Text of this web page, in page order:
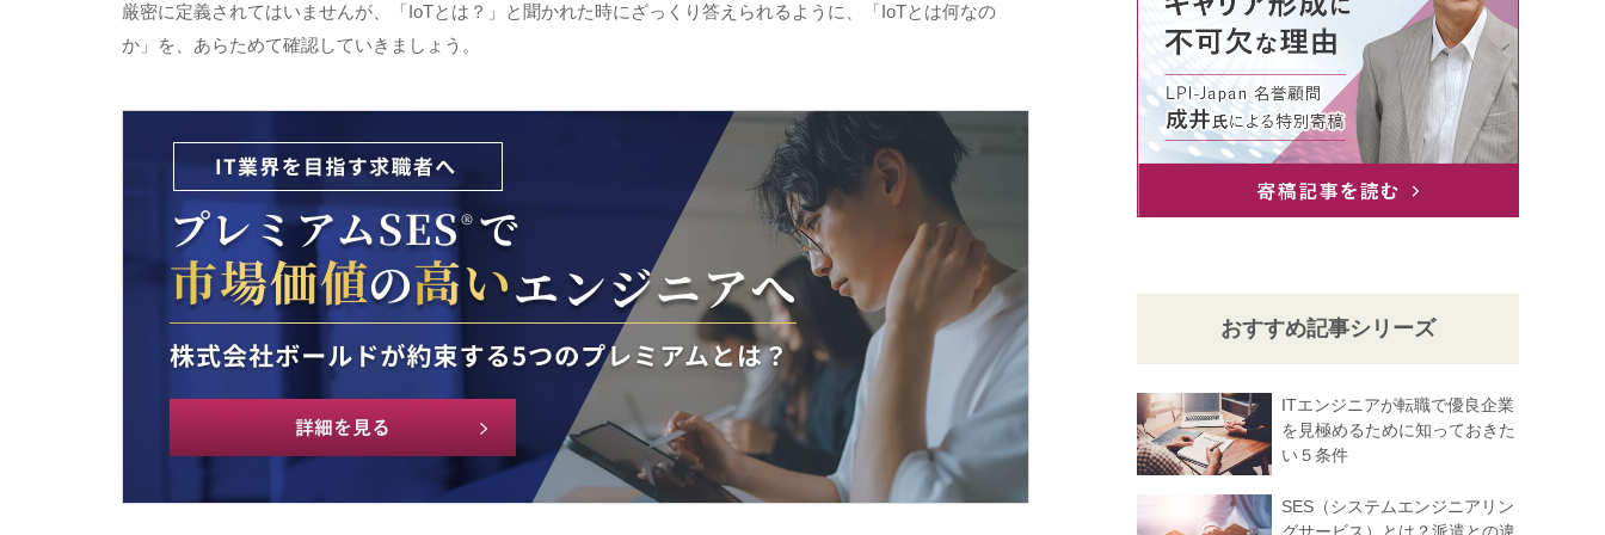
厳密に定義されてはいませんが、「IoTとは？」と聞かれた時にざっくり答えられるように、「IoTとは何なの
か」を、あらためて確認していきましょう。
おすすめ記事シリーズ
ITエンジニアが転職で優良企業
を見極めるために知っておきた
い５条件
SES（システムエンジニアリン